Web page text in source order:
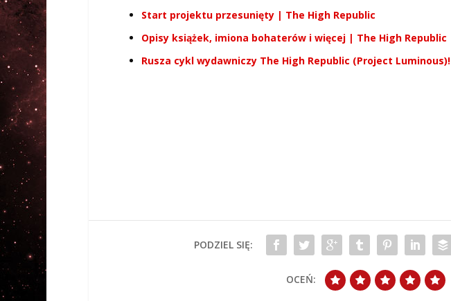
Start projektu przesunięty | The High Republic
Opisy książek, imiona bohaterów i więcej | The High Republic
Rusza cykl wydawniczy The High Republic (Project Luminous)!
PODZIEL SIĘ:
OCEŃ: